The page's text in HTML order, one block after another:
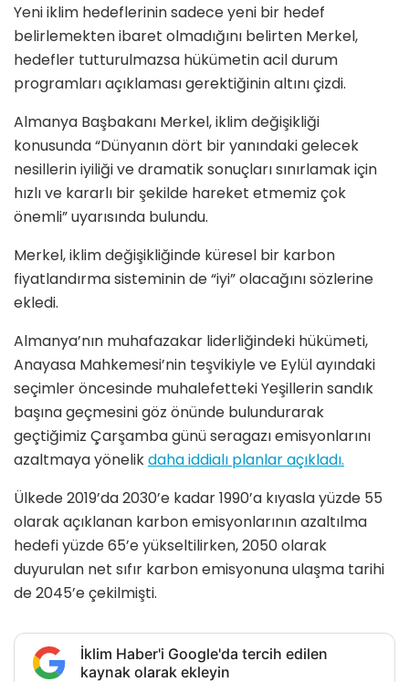
Yeni iklim hedeflerinin sadece yeni bir hedef
belirlemekten ibaret olmadığını belirten Merkel,
hedefler tutturulmazsa hükümetin acil durum
programları açıklaması gerektiğinin altını çizdi.
Almanya Başbakanı Merkel, iklim değişikliği
konusunda “Dünyanın dört bir yanındaki gelecek
nesillerin iyiliği ve dramatik sonuçları sınırlamak için
hızlı ve kararlı bir şekilde hareket etmemiz çok
önemli” uyarısında bulundu.
Merkel, iklim değişikliğinde küresel bir karbon
fiyatlandırma sisteminin de “iyi” olacağını sözlerine
ekledi.
Almanya’nın muhafazakar liderliğindeki hükümeti,
Anayasa Mahkemesi’nin teşvikiyle ve Eylül ayındaki
seçimler öncesinde muhalefetteki Yeşillerin sandık
başına geçmesini göz önünde bulundurarak
geçtiğimiz Çarşamba günü seragazı emisyonlarını
azaltmaya yönelikdaha iddialı planlar açıkladı.
Ülkede 2019’da 2030’e kadar 1990’a kıyasla yüzde 55
olarak açıklanan karbon emisyonlarının azaltılma
hedefi yüzde 65’e yükseltilirken, 2050 olarak
duyurulan net sıfır karbon emisyonuna ulaşma tarihi
de 2045’e çekilmişti.
İklim Haber'i Google'da tercih edilen
kaynak olarak ekleyin